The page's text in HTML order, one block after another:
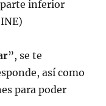
parte inferior
”, se te
así como
para poder